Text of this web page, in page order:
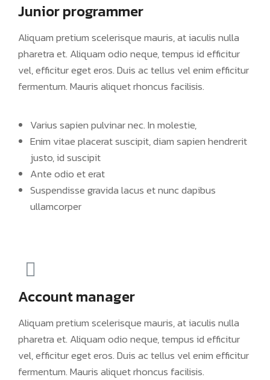
Junior programmer
Aliquam pretium scelerisque mauris, at iaculis nulla
pharetra et. Aliquam odio neque, tempus id efficitur
vel, efficitur eget eros. Duis ac tellus vel enim efficitur
fermentum. Mauris aliquet rhoncus facilisis.
Varius sapien pulvinar nec. In molestie,
Enim vitae placerat suscipit, diam sapien hendrerit
justo, id suscipit
Ante odio et erat
Suspendisse gravida lacus et nunc dapibus
ullamcorper
Account manager
Aliquam pretium scelerisque mauris, at iaculis nulla
pharetra et. Aliquam odio neque, tempus id efficitur
vel, efficitur eget eros. Duis ac tellus vel enim efficitur
fermentum. Mauris aliquet rhoncus facilisis.